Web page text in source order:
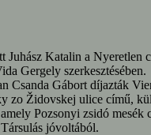
Juhász Katalin a Nyeretlen
Gergely szerkesztésében.
Csanda Gábort díjazták
zo Židovskej ulice című,
Pozsonyi zsidó mesék
jóvoltából.